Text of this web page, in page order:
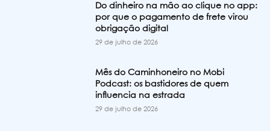
Do dinheiro na mão ao clique no app:
por que o pagamento de frete virou
obrigação digital
29 de julho de 2026
Mês do Caminhoneiro no Mobi
Podcast: os bastidores de quem
influencia na estrada
29 de julho de 2026